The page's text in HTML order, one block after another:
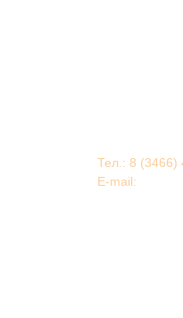
Тел.: 8 (3466)
E-mail: